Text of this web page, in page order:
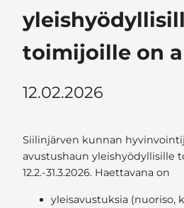
toimijoille on
12.02.2026
Siilinjärven kunnan
avustushaun yleishyödyllisille
12.2.-31.3.2026. Haettavana on
yleisavustuksia (nuoriso,